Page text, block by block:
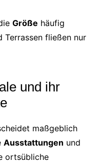
Größe häufig
Terrassen fließen nur
und ihr
maßgeblich
Ausstattungen und
ortsübliche